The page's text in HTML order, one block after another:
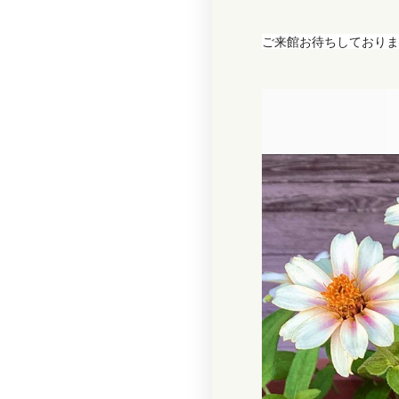
ご来館お待ちしており